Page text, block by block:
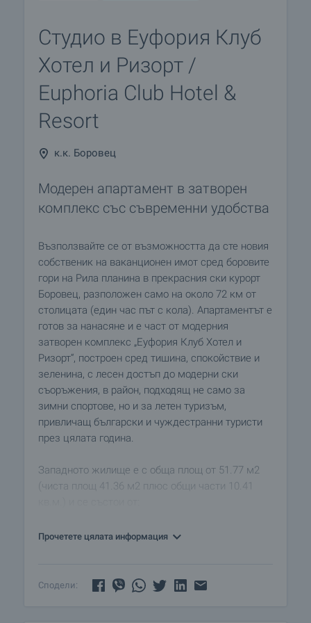
Студио в Еуфория Клуб
Хотел и Ризорт /
Euphoria Club Hotel &
Resort
к.к. Боровец
Модерен апартамент в затворен
комплекс със съвременни удобства
Възползвайте се от възможността да сте новия
собственик на ваканционен имот сред боровите
гори на Рила планина в прекрасния ски курорт
Боровец, разположен само на около 72 км от
столицата (един час път с кола). Апартаментът е
готов за нанасяне и е част от модерния
затворен комплекс „Еуфория Клуб Хотел и
Ризорт“, построен сред тишина, спокойствие и
зеленина, с лесен достъп до модерни ски
съоръжения, в район, подходящ не само за
зимни спортове, но и за летен туризъм,
привличащ български и чуждестранни туристи
през цялата година.
Западното жилище е с обща площ от 51.77 м2
(чиста площ 41.36 м2 плюс общи части 10.41
• Хол с кухненски бокс
двор - 3.33 кв.м.
Прочетете цялата информация
Сподели: